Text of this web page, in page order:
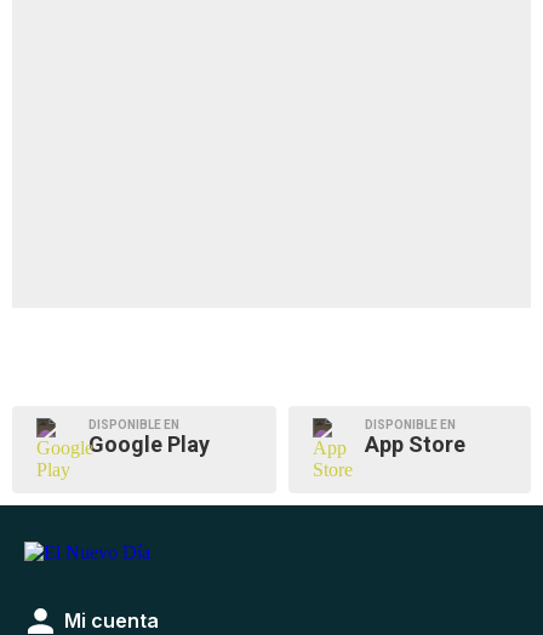
DISPONIBLE EN
Google Play
DISPONIBLE EN
App Store
Mi cuenta